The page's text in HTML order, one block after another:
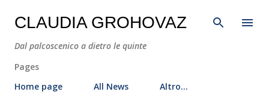
Passa ai contenuti principali
CLAUDIA GROHOVAZ
Dal palcoscenico a dietro le quinte
Pages
Home page
All News Altro…